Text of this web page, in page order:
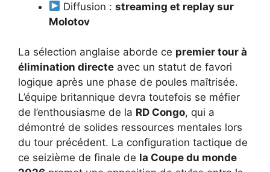
Diffusion :streaming et replay sur
Molotov
La sélection anglaise aborde ce premier tour à
élimination directe avec un statut de favori
logique après une phase de poules maîtrisée.
L’équipe britannique devra toutefois se méfier
de l’enthousiasme de la RD Congo, qui a
démontré de solides ressources mentales lors
du tour précédent. La configuration tactique de
ce seizième de finale de la Coupe du monde